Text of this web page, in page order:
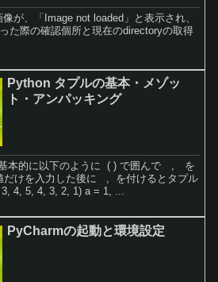
が、「Image not loaded」と表示され、
た際の確認個所と現在のdirectoryの取得
Python タプルの基本・メゾッ
ト・アンパッキング
基本的に以下のように ( ) で囲んで , を
だけを入力した後に , を付けるとタプル
4, 5, 4, 3, 2, 1) a = 1, ...
PyCharmの起動と環境設定